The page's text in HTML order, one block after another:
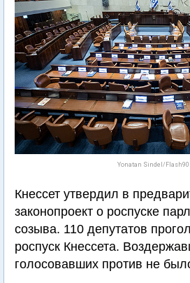
Yonatan Sindel/Flash90
Кнессет утвердил в
законопроект о роспуске
созыва. 110 депутатов
роспуск Кнессета.
голосовавших против не